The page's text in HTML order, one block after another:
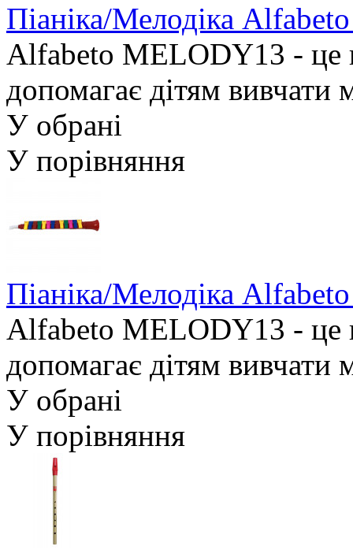
Піаніка/Мелодіка
Alfabeto MELODY13 - це
допомагає дітям
У обрані
У порівняння
Піаніка/Мелодіка
Alfabeto MELODY13 - це
допомагає дітям
У обрані
У порівняння